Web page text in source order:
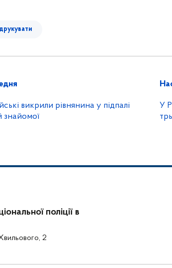
викрили рівнянина у підпалі
знайомої
У
поліції в
2